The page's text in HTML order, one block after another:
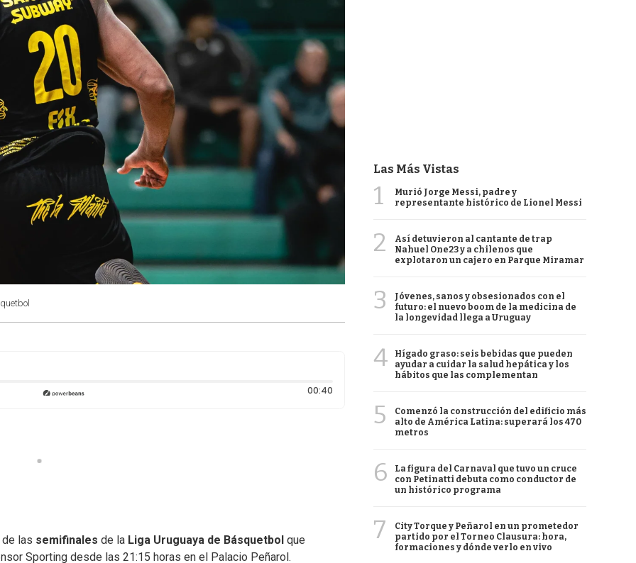
00:40Duración: 40 segundos
las semifinales de la Liga Uruguaya de Básquetbol que
Sporting desde las 21:15 horas en el Palacio Peñarol.
Las Más Vistas
1
Murió Jorge Messi, padre y
representante histórico de Lionel Messi
2
Así detuvieron al cantante de trap
Nahuel One23 y a chilenos que
explotaron un cajero en Parque Miramar
3
Jóvenes, sanos y obsesionados con el
futuro: el nuevo boom de la medicina de
la longevidad llega a Uruguay
4
Hígado graso: seis bebidas que pueden
ayudar a cuidar la salud hepática y los
hábitos que las complementan
5
Comenzó la construcción del edificio más
alto de América Latina: superará los 470
metros
6
La figura del Carnaval que tuvo un cruce
con Petinatti debuta como conductor de
un histórico programa
7
City Torque y Peñarol en un prometedor
partido por el Torneo Clausura: hora,
formaciones y dónde verlo en vivo